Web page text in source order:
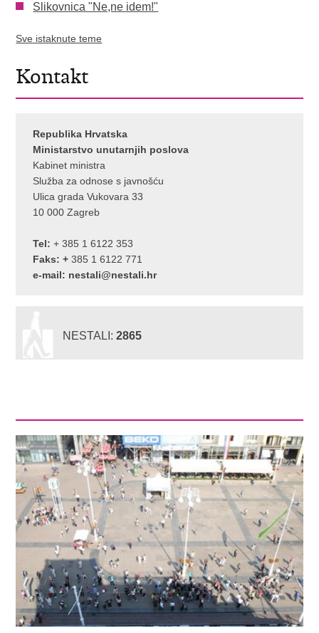
Slikovnica "Ne,ne idem!"
Sve istaknute teme
Kontakt
Republika Hrvatska
Ministarstvo unutarnjih poslova
Kabinet ministra
Služba za odnose s javnošću
Ulica grada Vukovara 33
10 000 Zagreb
Tel:+ 385 1 6122 353
Faks: +385 1 6122 771
e-mail: nestali@nestali.hr
NESTALI:2865